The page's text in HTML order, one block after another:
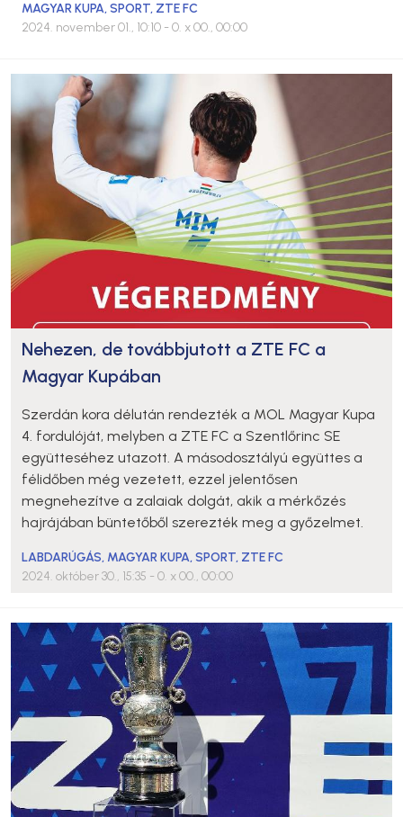
MAGYAR KUPA,SPORT, ZTE FC
2024. november 01., 10:10 - 0. x 00., 00:00
Nehezen, de továbbjutott a ZTE FC a
Magyar Kupában
Szerdán kora délután rendezték a MOL Magyar Kupa
4. fordulóját, melyben a ZTE FC a Szentlőrinc SE
együtteséhez utazott. A másodosztályú együttes a
félidőben még vezetett, ezzel jelentősen
megnehezítve a zalaiak dolgát, akik a mérkőzés
hajrájában büntetőből szerezték meg a győzelmet.
LABDARÚGÁS, MAGYAR KUPA,SPORT, ZTE FC
2024. október 30., 15:35 - 0. x 00., 00:00